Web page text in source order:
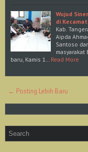
Wujud
di
Kab.
Aipda
Santoso
masyarakat
baru, Kamis 1… Read More
← Posting Lebih Baru